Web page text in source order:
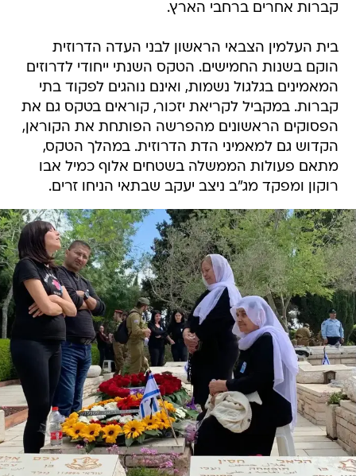
קברות אחרים ברחבי הארץ.
בית העלמין הצבאי הראשון לבני העדה הדרוזית
הוקם בשנות החמישים. הטקס השנתי ייחודי לדרוזים
המאמינים בגלגול נשמות, ואינם נוהגים לפקוד בתי
קברות. במקביל לקריאת יזכור, קוראים בטקס גם את
הפסוקים הראשונים מהפרשה הפותחת את הקוראן,
הקדוש גם למאמיני הדת הדרוזית. במהלך הטקס,
מתאם פעולות הממשלה בשטחים אלוף כמיל אבו
רוקון ומפקד מג"ב ניצב יעקב שבתאי הניחו זרים.